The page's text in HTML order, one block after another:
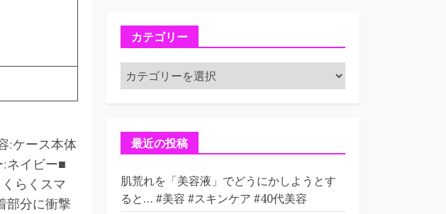
:ケース本体
ネイビー■
らくスマ
部分に衝撃
カテゴリー
カ
テ
ゴ
ー最近の投稿
肌荒れを「美容液」でどうにかしようとす
ると… #美容 #スキンケア #40代美容